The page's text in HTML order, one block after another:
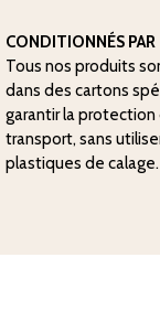
CONDITIONNÉS
Tous nos produits
dans des cartons
garantir la
transport, sans
plastiques de calage.